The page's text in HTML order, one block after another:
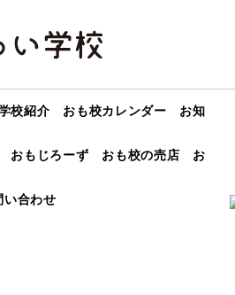
校紹介 おも校カレンダー お知
おもじろーず おも校の売店 お
い合わせ